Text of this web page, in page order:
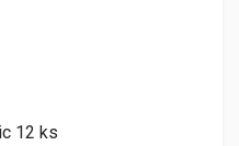
12 ks